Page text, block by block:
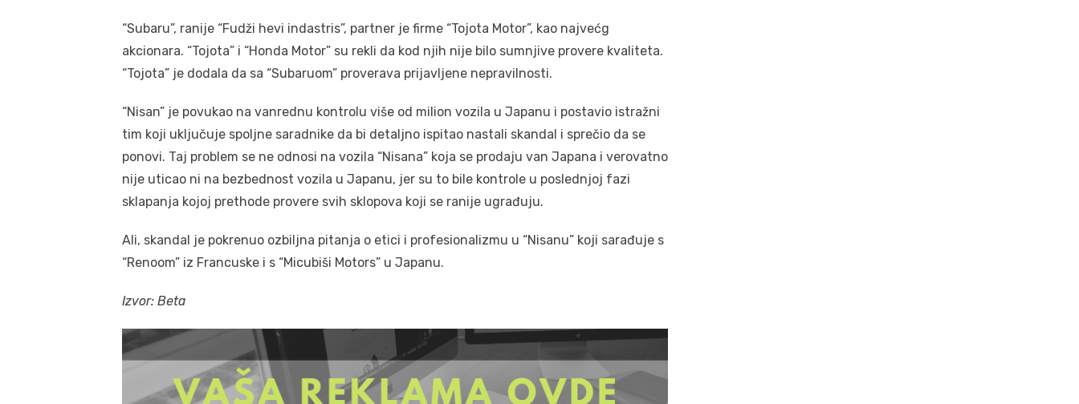
“Subaru”, ranije “Fudži hevi indastris”, partner je firme “Tojota Motor”, kao najvećg
akcionara. “Tojota” i “Honda Motor” su rekli da kod njih nije bilo sumnjive provere kvaliteta.
“Tojota” je dodala da sa “Subaruom” proverava prijavljene nepravilnosti.
“Nisan” je povukao na vanrednu kontrolu više od milion vozila u Japanu i postavio istražni
tim koji uključuje spoljne saradnike da bi detaljno ispitao nastali skandal i sprečio da se
ponovi. Taj problem se ne odnosi na vozila “Nisana” koja se prodaju van Japana i verovatno
nije uticao ni na bezbednost vozila u Japanu, jer su to bile kontrole u poslednjoj fazi
sklapanja kojoj prethode provere svih sklopova koji se ranije ugrađuju.
Ali, skandal je pokrenuo ozbiljna pitanja o etici i profesionalizmu u “Nisanu” koji sarađuje s
“Renoom” iz Francuske i s “Micubiši Motors” u Japanu.
Izvor: Beta